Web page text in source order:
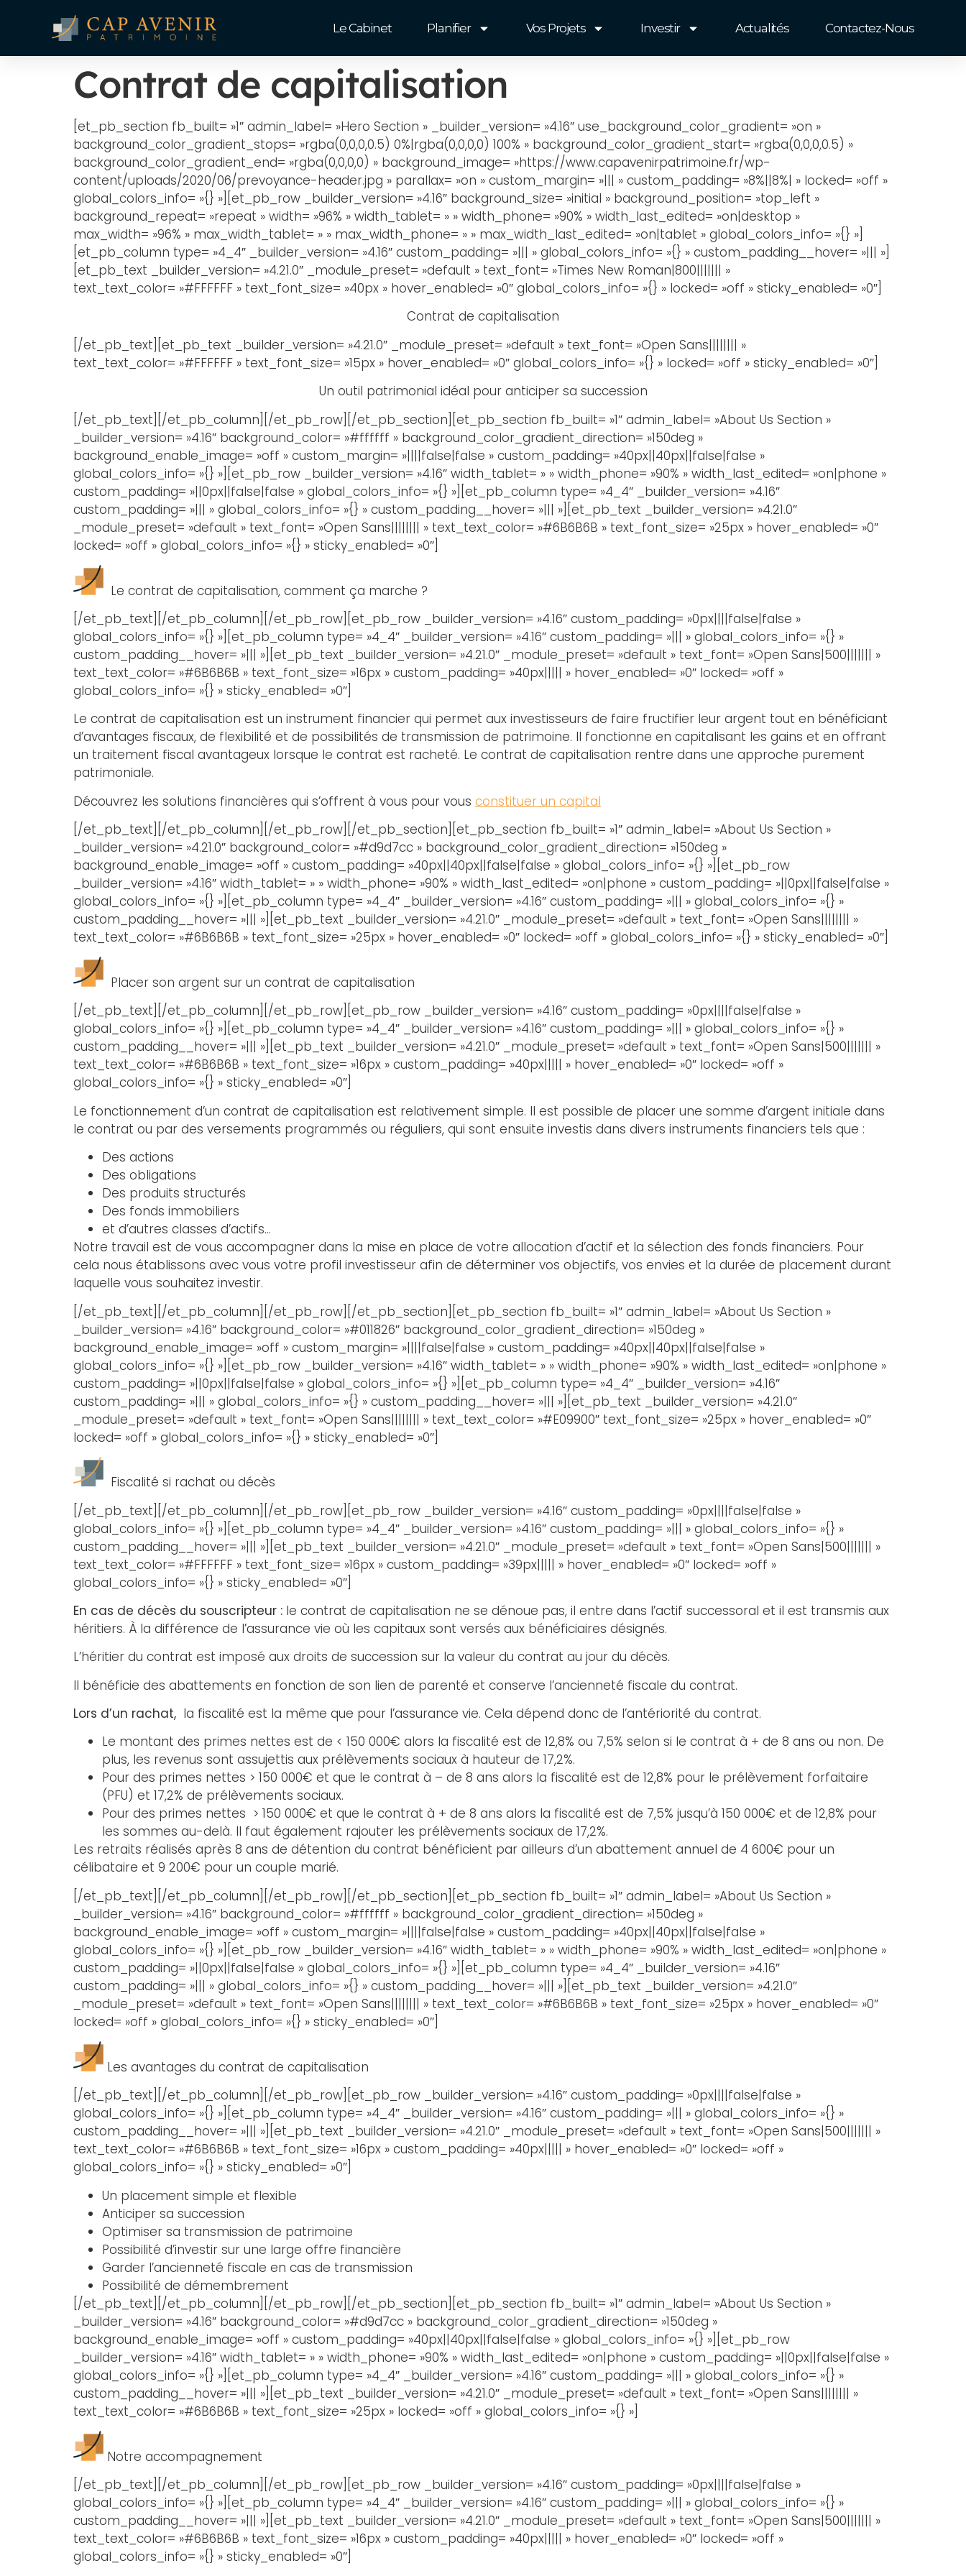
Le Cabinet Planifier Vos Projets Investir Actualités Contactez-Nous
Contrat de capitalisation
[et_pb_section fb_built= »1″ admin_label= »Hero Section » _builder_version= »4.16″ use_background_color_gradient= »on »
background_color_gradient_stops= »rgba(0,0,0,0.5) 0%|rgba(0,0,0,0) 100% » background_color_gradient_start= »rgba(0,0,0,0.5) »
background_color_gradient_end= »rgba(0,0,0,0) » background_image= »https://www.capavenirpatrimoine.fr/wp-
content/uploads/2020/06/prevoyance-header.jpg » parallax= »on » custom_margin= »||| » custom_padding= »8%||8%| » locked= »off »
global_colors_info= »{} »][et_pb_row _builder_version= »4.16″ background_size= »initial » background_position= »top_left »
background_repeat= »repeat » width= »96% » width_tablet= » » width_phone= »90% » width_last_edited= »on|desktop »
max_width= »96% » max_width_tablet= » » max_width_phone= » » max_width_last_edited= »on|tablet » global_colors_info= »{} »]
[et_pb_column type= »4_4″ _builder_version= »4.16″ custom_padding= »||| » global_colors_info= »{} » custom_padding__hover= »||| »]
[et_pb_text _builder_version= »4.21.0″ _module_preset= »default » text_font= »Times New Roman|800||||||| »
text_text_color= »#FFFFFF » text_font_size= »40px » hover_enabled= »0″ global_colors_info= »{} » locked= »off » sticky_enabled= »0″]
Contrat de capitalisation
[/et_pb_text][et_pb_text _builder_version= »4.21.0″ _module_preset= »default » text_font= »Open Sans|||||||| »
text_text_color= »#FFFFFF » text_font_size= »15px » hover_enabled= »0″ global_colors_info= »{} » locked= »off » sticky_enabled= »0″]
Un outil patrimonial idéal pour anticiper sa succession
[/et_pb_text][/et_pb_column][/et_pb_row][/et_pb_section][et_pb_section fb_built= »1″ admin_label= »About Us Section »
_builder_version= »4.16″ background_color= »#ffffff » background_color_gradient_direction= »150deg »
background_enable_image= »off » custom_margin= »||||false|false » custom_padding= »40px||40px||false|false »
global_colors_info= »{} »][et_pb_row _builder_version= »4.16″ width_tablet= » » width_phone= »90% » width_last_edited= »on|phone »
custom_padding= »||0px||false|false » global_colors_info= »{} »][et_pb_column type= »4_4″ _builder_version= »4.16″
custom_padding= »||| » global_colors_info= »{} » custom_padding__hover= »||| »][et_pb_text _builder_version= »4.21.0″
_module_preset= »default » text_font= »Open Sans|||||||| » text_text_color= »#6B6B6B » text_font_size= »25px » hover_enabled= »0″
locked= »off » global_colors_info= »{} » sticky_enabled= »0″]
Le contrat de capitalisation, comment ça marche ?
[/et_pb_text][/et_pb_column][/et_pb_row][et_pb_row _builder_version= »4.16″ custom_padding= »0px||||false|false »
global_colors_info= »{} »][et_pb_column type= »4_4″ _builder_version= »4.16″ custom_padding= »||| » global_colors_info= »{} »
custom_padding__hover= »||| »][et_pb_text _builder_version= »4.21.0″ _module_preset= »default » text_font= »Open Sans|500||||||| »
text_text_color= »#6B6B6B » text_font_size= »16px » custom_padding= »40px||||| » hover_enabled= »0″ locked= »off »
global_colors_info= »{} » sticky_enabled= »0″]
Le contrat de capitalisation est un instrument financier qui permet aux investisseurs de faire fructifier leur argent tout en bénéficiant
d’avantages fiscaux, de flexibilité et de possibilités de transmission de patrimoine. Il fonctionne en capitalisant les gains et en offrant
un traitement fiscal avantageux lorsque le contrat est racheté. Le contrat de capitalisation rentre dans une approche purement
patrimoniale.
Découvrez les solutions financières qui s’offrent à vous pour vous constituer un capital
[/et_pb_text][/et_pb_column][/et_pb_row][/et_pb_section][et_pb_section fb_built= »1″ admin_label= »About Us Section »
_builder_version= »4.21.0″ background_color= »#d9d7cc » background_color_gradient_direction= »150deg »
background_enable_image= »off » custom_padding= »40px||40px||false|false » global_colors_info= »{} »][et_pb_row
_builder_version= »4.16″ width_tablet= » » width_phone= »90% » width_last_edited= »on|phone » custom_padding= »||0px||false|false »
global_colors_info= »{} »][et_pb_column type= »4_4″ _builder_version= »4.16″ custom_padding= »||| » global_colors_info= »{} »
custom_padding__hover= »||| »][et_pb_text _builder_version= »4.21.0″ _module_preset= »default » text_font= »Open Sans|||||||| »
text_text_color= »#6B6B6B » text_font_size= »25px » hover_enabled= »0″ locked= »off » global_colors_info= »{} » sticky_enabled= »0″]
Placer son argent sur un contrat de capitalisation
[/et_pb_text][/et_pb_column][/et_pb_row][et_pb_row _builder_version= »4.16″ custom_padding= »0px||||false|false »
global_colors_info= »{} »][et_pb_column type= »4_4″ _builder_version= »4.16″ custom_padding= »||| » global_colors_info= »{} »
custom_padding__hover= »||| »][et_pb_text _builder_version= »4.21.0″ _module_preset= »default » text_font= »Open Sans|500||||||| »
text_text_color= »#6B6B6B » text_font_size= »16px » custom_padding= »40px||||| » hover_enabled= »0″ locked= »off »
global_colors_info= »{} » sticky_enabled= »0″]
Le fonctionnement d’un contrat de capitalisation est relativement simple. Il est possible de placer une somme d’argent initiale dans
le contrat ou par des versements programmés ou réguliers, qui sont ensuite investis dans divers instruments financiers tels que :
Des actions
Des obligations
Des produits structurés
Des fonds immobiliers
et d’autres classes d’actifs…
Notre travail est de vous accompagner dans la mise en place de votre allocation d’actif et la sélection des fonds financiers. Pour
cela nous établissons avec vous votre profil investisseur afin de déterminer vos objectifs, vos envies et la durée de placement durant
laquelle vous souhaitez investir.
[/et_pb_text][/et_pb_column][/et_pb_row][/et_pb_section][et_pb_section fb_built= »1″ admin_label= »About Us Section »
_builder_version= »4.16″ background_color= »#011826″ background_color_gradient_direction= »150deg »
background_enable_image= »off » custom_margin= »||||false|false » custom_padding= »40px||40px||false|false »
global_colors_info= »{} »][et_pb_row _builder_version= »4.16″ width_tablet= » » width_phone= »90% » width_last_edited= »on|phone »
custom_padding= »||0px||false|false » global_colors_info= »{} »][et_pb_column type= »4_4″ _builder_version= »4.16″
custom_padding= »||| » global_colors_info= »{} » custom_padding__hover= »||| »][et_pb_text _builder_version= »4.21.0″
_module_preset= »default » text_font= »Open Sans|||||||| » text_text_color= »#E09900″ text_font_size= »25px » hover_enabled= »0″
locked= »off » global_colors_info= »{} » sticky_enabled= »0″]
Fiscalité si rachat ou décès
[/et_pb_text][/et_pb_column][/et_pb_row][et_pb_row _builder_version= »4.16″ custom_padding= »0px||||false|false »
global_colors_info= »{} »][et_pb_column type= »4_4″ _builder_version= »4.16″ custom_padding= »||| » global_colors_info= »{} »
custom_padding__hover= »||| »][et_pb_text _builder_version= »4.21.0″ _module_preset= »default » text_font= »Open Sans|500||||||| »
text_text_color= »#FFFFFF » text_font_size= »16px » custom_padding= »39px||||| » hover_enabled= »0″ locked= »off »
global_colors_info= »{} » sticky_enabled= »0″]
En cas de décès du souscripteur : le contrat de capitalisation ne se dénoue pas, il entre dans l’actif successoral et il est transmis aux
héritiers. À la différence de l’assurance vie où les capitaux sont versés aux bénéficiaires désignés.
L’héritier du contrat est imposé aux droits de succession sur la valeur du contrat au jour du décès.
Il bénéficie des abattements en fonction de son lien de parenté et conserve l’ancienneté fiscale du contrat.
Lors d’un rachat, la fiscalité est la même que pour l’assurance vie. Cela dépend donc de l’antériorité du contrat.
Le montant des primes nettes est de < 150 000€ alors la fiscalité est de 12,8% ou 7,5% selon si le contrat à + de 8 ans ou non. De
plus, les revenus sont assujettis aux prélèvements sociaux à hauteur de 17,2%.
Pour des primes nettes > 150 000€ et que le contrat à – de 8 ans alors la fiscalité est de 12,8% pour le prélèvement forfaitaire
(PFU) et 17,2% de prélèvements sociaux.
Pour des primes nettes > 150 000€ et que le contrat à + de 8 ans alors la fiscalité est de 7,5% jusqu’à 150 000€ et de 12,8% pour
les sommes au-delà. Il faut également rajouter les prélèvements sociaux de 17,2%.
Les retraits réalisés après 8 ans de détention du contrat bénéficient par ailleurs d’un abattement annuel de 4 600€ pour un
célibataire et 9 200€ pour un couple marié.
[/et_pb_text][/et_pb_column][/et_pb_row][/et_pb_section][et_pb_section fb_built= »1″ admin_label= »About Us Section »
_builder_version= »4.16″ background_color= »#ffffff » background_color_gradient_direction= »150deg »
background_enable_image= »off » custom_margin= »||||false|false » custom_padding= »40px||40px||false|false »
global_colors_info= »{} »][et_pb_row _builder_version= »4.16″ width_tablet= » » width_phone= »90% » width_last_edited= »on|phone »
custom_padding= »||0px||false|false » global_colors_info= »{} »][et_pb_column type= »4_4″ _builder_version= »4.16″
custom_padding= »||| » global_colors_info= »{} » custom_padding__hover= »||| »][et_pb_text _builder_version= »4.21.0″
_module_preset= »default » text_font= »Open Sans|||||||| » text_text_color= »#6B6B6B » text_font_size= »25px » hover_enabled= »0″
locked= »off » global_colors_info= »{} » sticky_enabled= »0″]
Les avantages du contrat de capitalisation
[/et_pb_text][/et_pb_column][/et_pb_row][et_pb_row _builder_version= »4.16″ custom_padding= »0px||||false|false »
global_colors_info= »{} »][et_pb_column type= »4_4″ _builder_version= »4.16″ custom_padding= »||| » global_colors_info= »{} »
custom_padding__hover= »||| »][et_pb_text _builder_version= »4.21.0″ _module_preset= »default » text_font= »Open Sans|500||||||| »
text_text_color= »#6B6B6B » text_font_size= »16px » custom_padding= »40px||||| » hover_enabled= »0″ locked= »off »
global_colors_info= »{} » sticky_enabled= »0″]
Un placement simple et flexible
Anticiper sa succession
Optimiser sa transmission de patrimoine
Possibilité d’investir sur une large offre financière
Garder l’ancienneté fiscale en cas de transmission
Possibilité de démembrement
[/et_pb_text][/et_pb_column][/et_pb_row][/et_pb_section][et_pb_section fb_built= »1″ admin_label= »About Us Section »
_builder_version= »4.16″ background_color= »#d9d7cc » background_color_gradient_direction= »150deg »
background_enable_image= »off » custom_padding= »40px||40px||false|false » global_colors_info= »{} »][et_pb_row
_builder_version= »4.16″ width_tablet= » » width_phone= »90% » width_last_edited= »on|phone » custom_padding= »||0px||false|false »
global_colors_info= »{} »][et_pb_column type= »4_4″ _builder_version= »4.16″ custom_padding= »||| » global_colors_info= »{} »
custom_padding__hover= »||| »][et_pb_text _builder_version= »4.21.0″ _module_preset= »default » text_font= »Open Sans|||||||| »
text_text_color= »#6B6B6B » text_font_size= »25px » locked= »off » global_colors_info= »{} »]
Notre accompagnement
[/et_pb_text][/et_pb_column][/et_pb_row][et_pb_row _builder_version= »4.16″ custom_padding= »0px||||false|false »
global_colors_info= »{} »][et_pb_column type= »4_4″ _builder_version= »4.16″ custom_padding= »||| » global_colors_info= »{} »
custom_padding__hover= »||| »][et_pb_text _builder_version= »4.21.0″ _module_preset= »default » text_font= »Open Sans|500||||||| »
text_text_color= »#6B6B6B » text_font_size= »16px » custom_padding= »40px||||| » hover_enabled= »0″ locked= »off »
global_colors_info= »{} » sticky_enabled= »0″]